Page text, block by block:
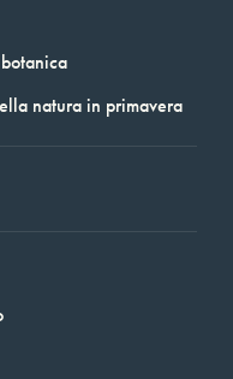
natura in primavera